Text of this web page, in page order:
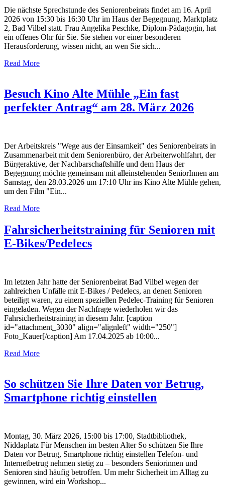
Die nächste Sprechstunde des Seniorenbeirats findet am 16. April
2026 von 15:30 bis 16:30 Uhr im Haus der Begegnung, Marktplatz
2, Bad Vilbel statt. Frau Angelika Peschke, Diplom-Pädagogin, hat
ein offenes Ohr für Sie. Sie stehen vor einer besonderen
Herausforderung, wissen nicht, an wen Sie sich...
Read More
Besuch Kino Alte Mühle „Ein fast
perfekter Antrag“ am 28. März 2026
Der Arbeitskreis "Wege aus der Einsamkeit" des Seniorenbeirats in
Zusammenarbeit mit dem Seniorenbüro, der Arbeiterwohlfahrt, der
Bürgeraktive, der Nachbarschaftshilfe und dem Haus der
Begegnung möchte gemeinsam mit alleinstehenden SeniorInnen am
Samstag, den 28.03.2026 um 17:10 Uhr ins Kino Alte Mühle gehen,
um den Film "Ein...
Read More
Fahrsicherheitstraining für Senioren mit
E-Bikes/Pedelecs
Im letzten Jahr hatte der Seniorenbeirat Bad Vilbel wegen der
zahlreichen Unfälle mit E-Bikes / Pedelecs, an denen Senioren
beteiligt waren, zu einem speziellen Pedelec-Training für Senioren
eingeladen. Wegen der Nachfrage wiederholen wir das
Fahrsicherheitstraining in diesem Jahr. [caption
id="attachment_3030" align="alignleft" width="250"]
Foto_Kauer[/caption] Am 17.04.2025 ab 10:00...
Read More
So schützen Sie Ihre Daten vor Betrug,
Smartphone richtig einstellen
Montag, 30. März 2026, 15:00 bis 17:00, Stadtbibliothek,
Niddaplatz Für Menschen im besten Alter So schützen Sie Ihre
Daten vor Betrug, Smartphone richtig einstellen Telefon- und
Internetbetrug nehmen stetig zu – besonders Seniorinnen und
Senioren sind häufig betroffen. Um mehr Sicherheit im Alltag zu
gewinnen, wird ein Workshop...